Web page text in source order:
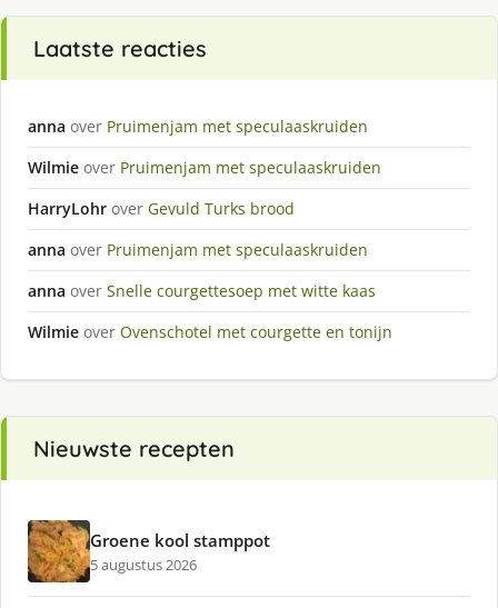
Laatste reacties
anna over Pruimenjam met speculaaskruiden
Wilmie over Pruimenjam met speculaaskruiden
HarryLohr over Gevuld Turks brood
anna over Pruimenjam met speculaaskruiden
anna over Snelle courgettesoep met witte kaas
Wilmie over Ovenschotel met courgette en tonijn
Nieuwste recepten
Groene kool stamppot
5 augustus 2026